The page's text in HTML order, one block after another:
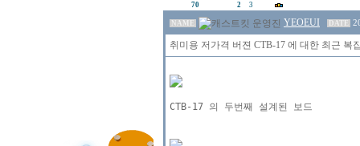
70 2 3
NAME YEOEUI DATE
취미용 저가격 버젼 CTB-17 에 대한 최근 복
CTB-17 의 두번째 설계된 보드